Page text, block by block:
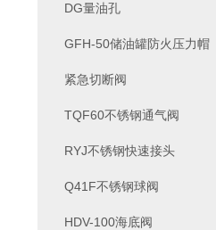
DG量油孔
GFH-50储油罐防火压力帽
紧急切断阀
TQF60不锈钢通气阀
RYJ不锈钢快速接头
Q41F不锈钢球阀
HDV-100海底阀